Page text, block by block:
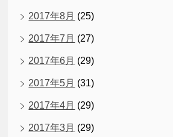
2017年8月 (25)
2017年7月 (27)
2017年6月 (29)
2017年5月 (31)
2017年4月 (29)
2017年3月 (29)